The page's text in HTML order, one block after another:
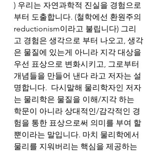
) 우리는 자연과학적 진실을 경험으로
부터 도출합니다. (철학에선 환원주의
reductionism이라고 불립니다) 그리
고 경험은 생각으로 부터 나오고, 생각
은 물질에 있는게 아니라 지각 대상을
우선 표상으로 변화시키고, 그로부터
개념들을 만들어 낸다 라고 저자는 설
명합니다.  다시말해 물리학자인 저자
는 물리학은 물질을 이해/지각 하는
학문이 아니라 상대적인/감각적인 경
험을 통한 표상으로써 의미를 부여 할
뿐이라는 말입니다. 마치 물리학에서
물리를 지워버리는 핵심을 제공하는